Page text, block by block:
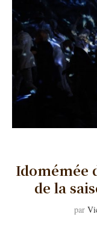
Idomémée
de la
par